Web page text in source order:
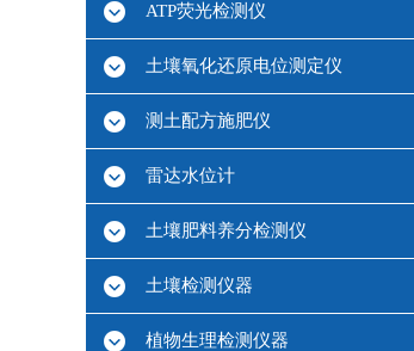
ATP荧光检测仪
土壤氧化还原电位测定仪
测土配方施肥仪
雷达水位计
土壤肥料养分检测仪
土壤检测仪器
植物生理检测仪器